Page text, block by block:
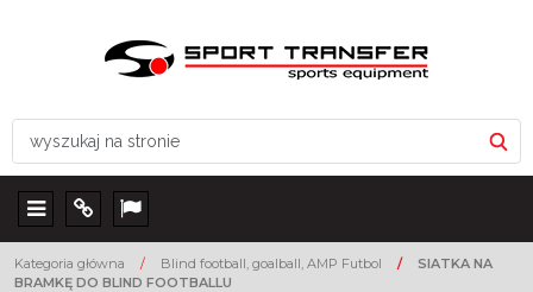
Menu Info Lang
Kategoria główna / Blind football, goalball, AMP Futbol /
SIATKA NA
BRAMKĘ DO BLIND FOOTBALLU